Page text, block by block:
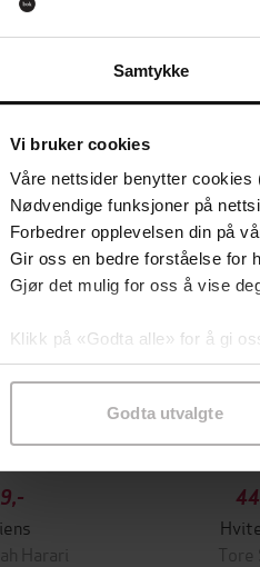
Samtykke
Vi bruker cookies
Våre nettsider benytter
Nødvendige funksjoner på
Forbedrer opplevelsen din på
Gir oss en bedre forståelse for
Gjør det mulig for oss å vise
Klikk på «Godta alle» for å gi
samtykke til spesifikke formål
Godta utvalgte
også kjøpt
Harari
Tore